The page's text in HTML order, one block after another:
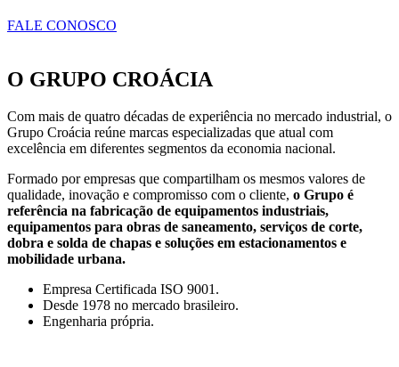
FALE CONOSCO
O GRUPO CROÁCIA
Com mais de quatro décadas de experiência no mercado industrial, o
Grupo Croácia reúne marcas especializadas que atual com
excelência em diferentes segmentos da economia nacional.
Formado por empresas que compartilham os mesmos valores de
qualidade, inovação e compromisso com o cliente, o Grupo é
referência na fabricação de equipamentos industriais,
equipamentos para obras de saneamento, serviços de corte,
dobra e solda de chapas e soluções em estacionamentos e
mobilidade urbana.
Empresa Certificada ISO 9001.
Desde 1978 no mercado brasileiro.
Engenharia própria.